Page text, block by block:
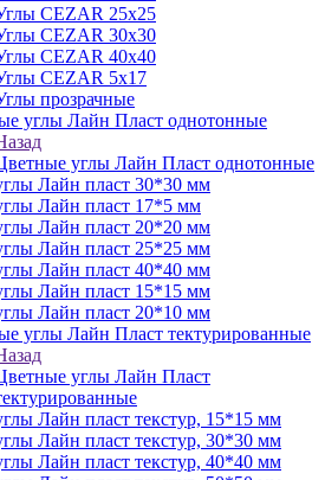
CEZAR 25х25
CEZAR 30х30
CEZAR 40х40
CEZAR 5х17
прозрачные
углы Лайн Пласт однотонные
углы Лайн Пласт однотонные
Лайн пласт 30*30 мм
Лайн пласт 17*5 мм
Лайн пласт 20*20 мм
Лайн пласт 25*25 мм
Лайн пласт 40*40 мм
Лайн пласт 15*15 мм
Лайн пласт 20*10 мм
углы Лайн Пласт тектурированные
углы Лайн Пласт
Лайн пласт текстур, 15*15 мм
Лайн пласт текстур, 30*30 мм
Лайн пласт текстур, 40*40 мм